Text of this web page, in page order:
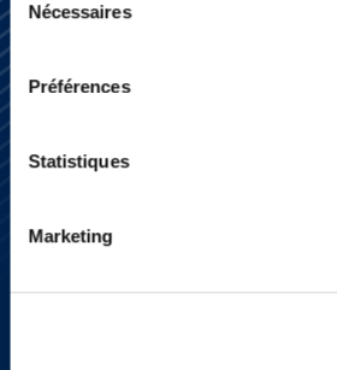
du
consentement
Nécessaires
Préférences
Statistiques
Marketing
S’abonner
YouTube